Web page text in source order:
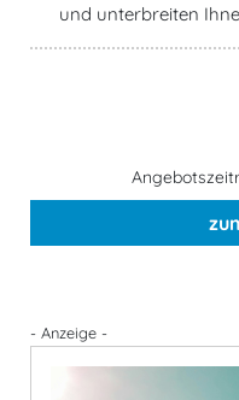
und unterbreiten
- Anzeige -